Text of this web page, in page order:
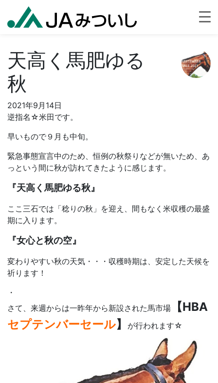
天高く馬肥ゆる
秋
2021年9月14日
逆指名☆米田です。
早いもので９月も中旬。
緊急事態宣言中のため、恒例の秋祭りなどが無いため、あ
っという間に秋が訪れてきたように感じます。
『天高く馬肥ゆる秋』
ここ三石では「稔りの秋」を迎え、間もなく米収穫の最盛
期に入ります。
『女心と秋の空』
変わりやすい秋の天気・・・収穫時期は、安定した天候を
祈ります！
・
さて、来週からは一昨年から新設された馬市場
【HBA
セプテンバーセール】 が行われます☆